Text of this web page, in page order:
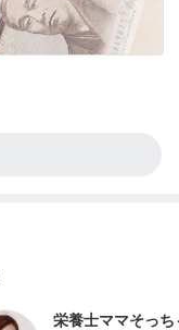
栄養士ママそっち